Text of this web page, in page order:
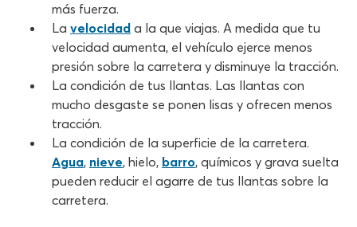
más fuerza.
La velocidad a la que viajas. A medida que tu
velocidad aumenta, el vehículo ejerce menos
presión sobre la carretera y disminuye la tracción.
La condición de tus llantas. Las llantas con
mucho desgaste se ponen lisas y ofrecen menos
tracción.
La condición de la superficie de la carretera.
Agua, nieve, hielo, barro, químicos y grava suelta
pueden reducir el agarre de tus llantas sobre la
carretera.